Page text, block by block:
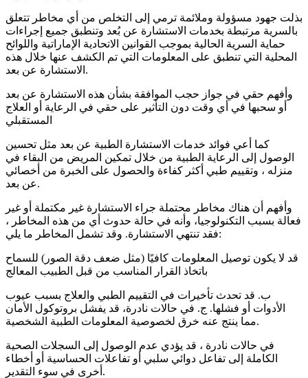
بذلت جهود مسؤولة وملائمة ترمي إلى التخلص من أي مخاطر تتعلق
بالسرية مرتبطة بخدمات الاستشارة عن بُعد وتنطبق جميع إجراءات
حماية السرية الحالية بموجب القوانين الاتحادية الإماراتية واللوائح
المحلية التي تنطبق على المعلومات التي تم الكشف عنها خلال هذه
الاستشارة عن بعد.
وأفهم حقي في جواز حجب الموافقة بشأن هذه الاستشارة عن بعد
أو سحبها في أي وقت دون التأثير على حقي في الرعاية أو العلاج
المستقبلي
كما أعي فوائد خدمات الاستشارة الطبية عن بعد مثل تحسين
الوصول إلى الرعاية الطبية من خلال تمكين المريض من البقاء في
منزله ، وتقييم طبي أكثر كفاءة والحصول على الخبرة من أخصائي
عن بعد.
وأفهم أن هناك مخاطر محتملة جراء الاستشارة غير مكتملة أو غير
فعالة بسبب التكنولوجيا، وأنه في حالة حدوث أي من هذه المخاطر ،
فقد تنتهي الاستشارة. وقد تشمل المخاطر ما يلي:
قد لا يكون توصيل المعلومات كافيًا (مثل ضعف دقة الصور) للسماح
باتخاذ القرار المناسب من قبل الطبيب المعالج
ب. قد تحدث تأخيرات في التقييم الطبي والعلاج بسبب عيوب
الأدوات أو فشلها. ج. في حالات نادرة، قد يفشل بروتوكول الأمان
مما ينتج عنه خرق لخصوصية المعلومات الطبية الشخصية.
في حالات نادرة ، قد يؤدي عدم الوصول إلى السجلات الصحية
الكاملة إلى تفاعل دوائي سلبي أو تفاعلات الحساسية أو أخطاء
أخرى في سوء التقدير.